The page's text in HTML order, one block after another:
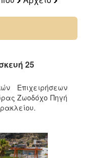
25
Επιχειρήσεων
Ζωοδόχο Πηγή